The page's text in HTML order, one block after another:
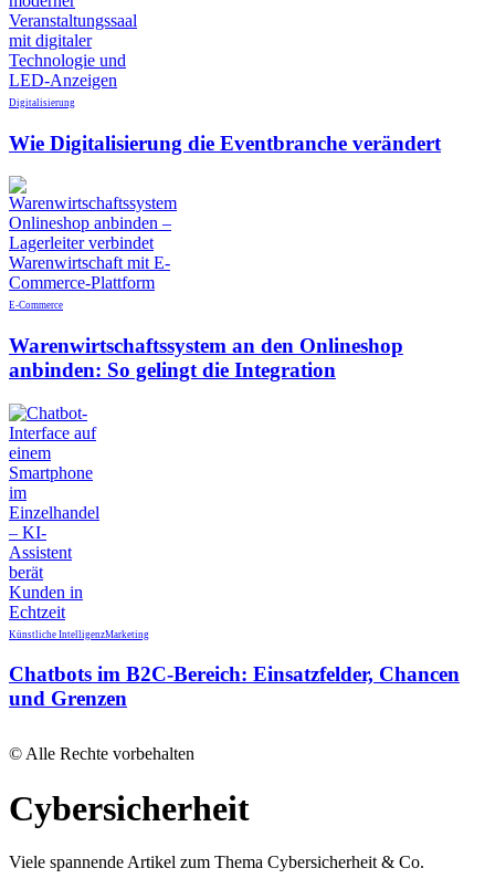
Digitalisierung
Wie Digitalisierung die Eventbranche verändert
E-Commerce
Warenwirtschaftssystem an den Onlineshop
anbinden: So gelingt die Integration
Künstliche IntelligenzMarketing
Chatbots im B2C-Bereich: Einsatzfelder, Chancen
und Grenzen
© Alle Rechte vorbehalten
Cybersicherheit
Viele spannende Artikel zum Thema Cybersicherheit & Co.